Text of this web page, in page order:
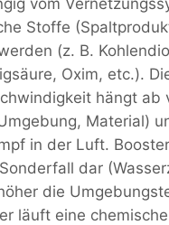
Stoffe
(z. B.
Oxim, etc.).
hängt ab
Material)
in der Luft.
dar
die
läuft eine